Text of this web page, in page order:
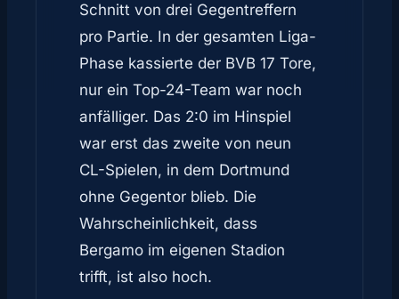
Schnitt von drei Gegentreffern
pro Partie. In der gesamten Liga-
Phase kassierte der BVB 17 Tore,
nur ein Top-24-Team war noch
anfälliger. Das 2:0 im Hinspiel
war erst das zweite von neun
CL-Spielen, in dem Dortmund
ohne Gegentor blieb. Die
Wahrscheinlichkeit, dass
Bergamo im eigenen Stadion
trifft, ist also hoch.